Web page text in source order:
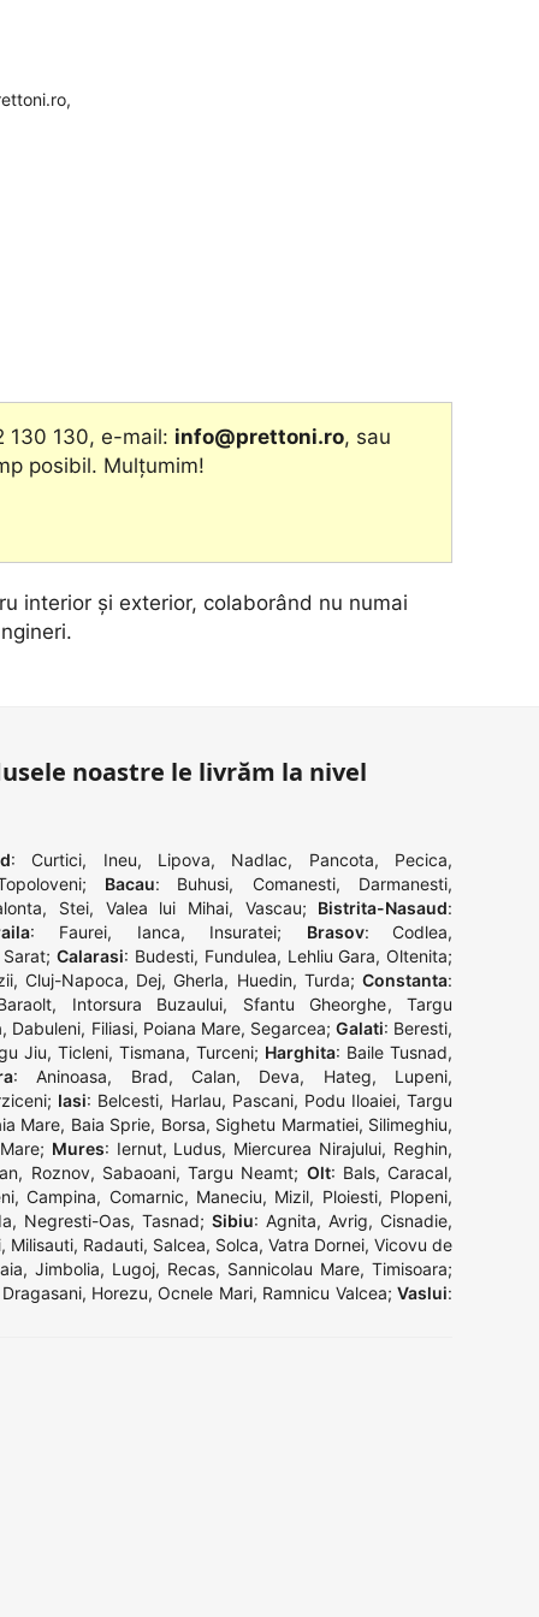
130 130, e-mail: info@prettoni.ro, sau
posibil. Mulțumim!
interior și exterior, colaborând nu numai
noastre le livrăm la nivel
: Curtici, Ineu, Lipova, Nadlac, Pancota, Pecica,
; Bacau: Buhusi, Comanesti, Darmanesti,
, Stei, Valea lui Mihai, Vascau; Bistrita-Nasaud:
: Faurei, Ianca, Insuratei; Brasov: Codlea,
Sarat;Calarasi: Budesti, Fundulea, Lehliu Gara, Oltenita;
, Cluj-Napoca, Dej, Gherla, Huedin, Turda;Constanta:
, Intorsura Buzaului, Sfantu Gheorghe,Targu
, Dabuleni, Filiasi, Poiana Mare, Segarcea;Galati: Beresti,
Jiu,Ticleni,Tismana,Turceni; Harghita: Baile Tusnad,
:Aninoasa, Brad, Calan, Deva, Hateg, Lupeni,
; Iasi: Belcesti, Harlau, Pascani, Podu Iloaiei,Targu
Mare, Baia Sprie, Borsa, Sighetu Marmatiei, Silimeghiu,
; Mures: Iernut, Ludus, Miercurea Nirajului, Reghin,
, Roznov, Sabaoani,Targu Neamt; Olt: Bals, Caracal,
, Campina, Comarnic, Maneciu, Mizil, Ploiesti, Plopeni,
, Negresti-Oas, Tasnad; Sibiu: Agnita,Avrig, Cisnadie,
, Milisauti, Radauti, Salcea, Solca,Vatra Dornei,Vicovu de
, Jimbolia, Lugoj, Recas, Sannicolau Mare,Timisoara;
Dragasani, Horezu, Ocnele Mari, Ramnicu Valcea;Vaslui: